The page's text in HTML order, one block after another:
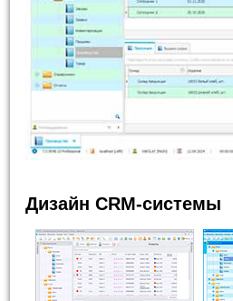
Дизайн CRM-системы